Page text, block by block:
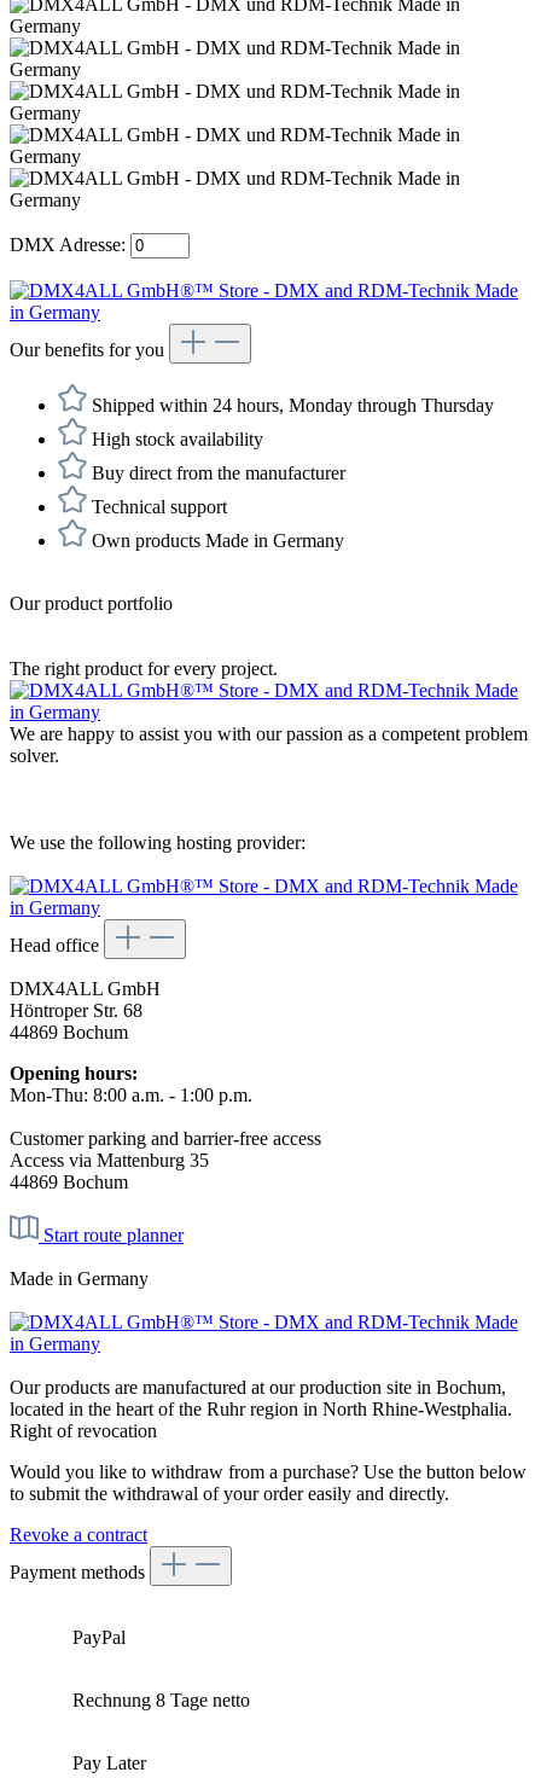
DMX Adresse:
Our benefits for you
Shipped within 24 hours, Monday through Thursday
High stock availability
Buy direct from the manufacturer
Technical support
Own products Made in Germany
Our product portfolio
The right product for every project.
We are happy to assist you with our passion as a competent problem
solver.
We use the following hosting provider:
Head office
DMX4ALL GmbH
Höntroper Str. 68
44869 Bochum
Opening hours:
Mon-Thu: 8:00 a.m. - 1:00 p.m.
Customer parking and barrier-free access
Access via Mattenburg 35
44869 Bochum
Start route planner
Made in Germany
Our products are manufactured at our production site in Bochum,
located in the heart of the Ruhr region in North Rhine-Westphalia.
Right of revocation
Would you like to withdraw from a purchase? Use the button below
to submit the withdrawal of your order easily and directly.
Revoke a contract
Payment methods
PayPal
Rechnung 8 Tage netto
Pay Later